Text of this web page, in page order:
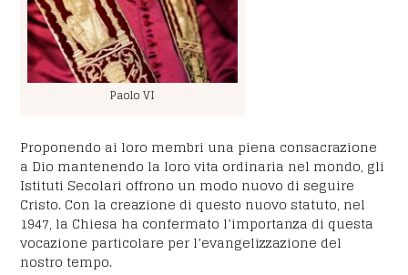
Paolo VI
Proponendo ai loro membri una piena consacrazione
a Dio mantenendo la loro vita ordinaria nel mondo, gli
Istituti Secolari offrono un modo nuovo di seguire
Cristo. Con la creazione di questo nuovo statuto, nel
1947, la Chiesa ha confermato l’importanza di questa
vocazione particolare per l’evangelizzazione del
nostro tempo.